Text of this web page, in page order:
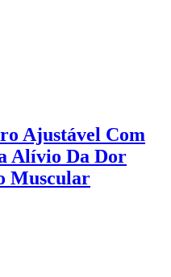
Ajustável Com
Alívio Da Dor
Muscular